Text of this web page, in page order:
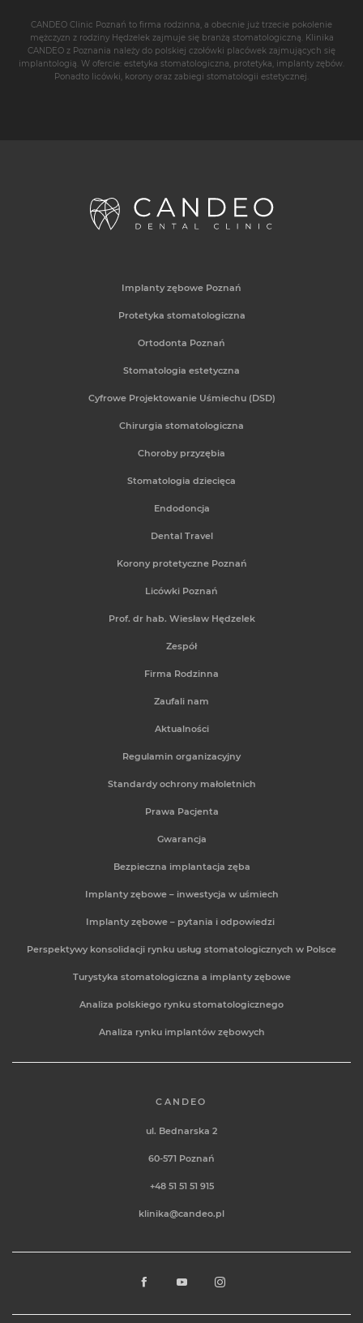
CANDEO Clinic Poznań to firma rodzinna, a obecnie już trzecie pokolenie
mężczyzn z rodziny Hędzelek zajmuje się branżą stomatologiczną. Klinika
CANDEO z Poznania należy do polskiej czołówki placówek zajmujących się
implantologią . W ofercie: estetyka stomatologiczna, protetyka, implanty zębów
Ponadto licówki, korony oraz zabiegi stomatologii estetycznej.
Implanty zębowe Poznań
Protetyka stomatologiczna
Ortodonta Poznań
Stomatologia estetyczna
Cyfrowe Projektowanie Uśmiechu (DSD)
Chirurgia stomatologiczna
Choroby przyzębia
Stomatologia dziecięca
Endodoncja
Dental Travel
Korony protetyczne Poznań
Licówki Poznań
Prof. dr hab. Wiesław Hędzelek
Zespół
Firma Rodzinna
Zaufali nam
Aktualności
Regulamin organizacyjny
Standardy ochrony małoletnich
Prawa Pacjenta
Gwarancja
Bezpieczna implantacja zęba
Implanty zębowe – inwestycja w uśmiech
Implanty zębowe – pytania i odpowiedzi
Perspektywy konsolidacji rynku usług stomatologicznych w Polsce
Turystyka stomatologiczna a implanty zębowe
Analiza polskiego rynku stomatologicznego
Analiza rynku implantów zębowych
CANDEO
ul. Bednarska 2
60-571 Poznań
+48 51 51 51 915
klinika@candeo.pl